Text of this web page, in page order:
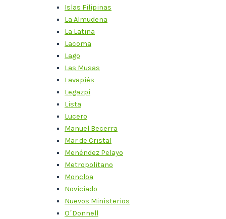
Islas Filipinas
La Almudena
La Latina
Lacoma
Lago
Las Musas
Lavapiés
Legazpi
Lista
Lucero
Manuel Becerra
Mar de Cristal
Menéndez Pelayo
Metropolitano
Moncloa
Noviciado
Nuevos Ministerios
O´Donnell